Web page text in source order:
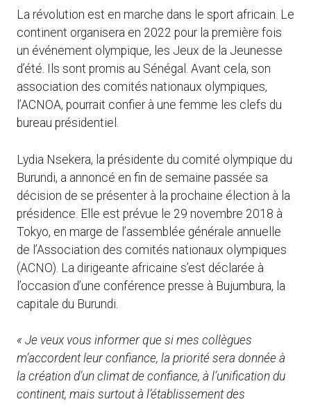
La révolution est en marche dans le sport africain. Le
continent organisera en 2022 pour la première fois
un événement olympique, les Jeux de la Jeunesse
d’été. Ils sont promis au Sénégal. Avant cela, son
association des comités nationaux olympiques,
l’ACNOA, pourrait confier à une femme les clefs du
bureau présidentiel.
Lydia Nsekera, la présidente du comité olympique du
Burundi, a annoncé en fin de semaine passée sa
décision de se présenter à la prochaine élection à la
présidence. Elle est prévue le 29 novembre 2018 à
Tokyo, en marge de l’assemblée générale annuelle
de l’Association des comités nationaux olympiques
(ACNO). La dirigeante africaine s’est déclarée à
l’occasion d’une conférence presse à Bujumbura, la
capitale du Burundi.
« Je veux vous informer que si mes collègues
m’accordent leur confiance, la priorité sera donnée à
la création d’un climat de confiance, à l’unification du
continent, mais surtout à l’établissement des